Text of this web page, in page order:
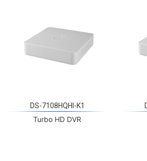
Turbo HD DVR